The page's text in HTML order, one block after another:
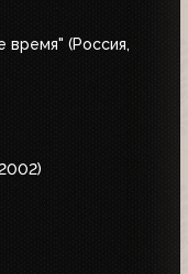
время" (Россия,